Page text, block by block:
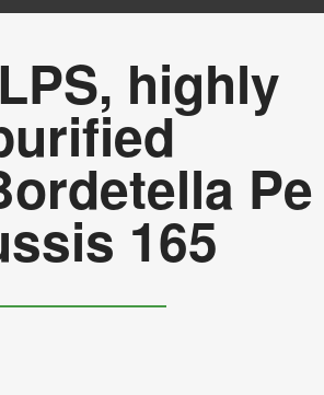
LPS, highly
Pe
165